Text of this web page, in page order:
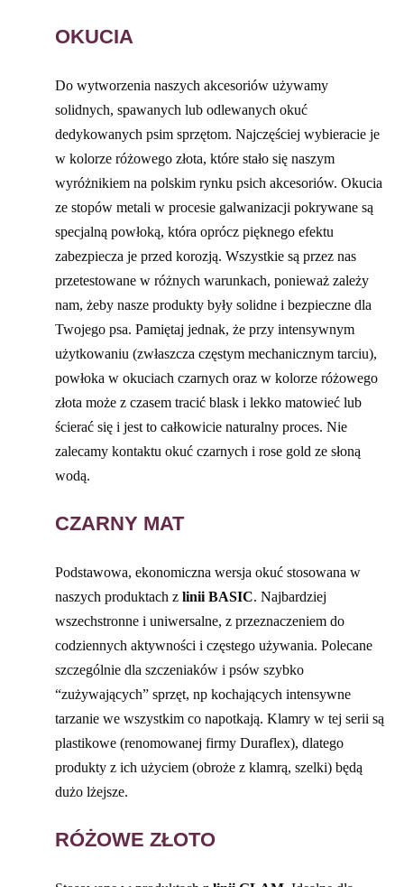
OKUCIA
Do wytworzenia naszych akcesoriów używamy
solidnych, spawanych lub odlewanych okuć
dedykowanych psim sprzętom. Najczęściej wybieracie je
w kolorze różowego złota, które stało się naszym
wyróżnikiem na polskim rynku psich akcesoriów. Okucia
ze stopów metali w procesie galwanizacji pokrywane są
specjalną powłoką, która oprócz pięknego efektu
zabezpiecza je przed korozją. Wszystkie są przez nas
przetestowane w różnych warunkach, ponieważ zależy
nam, żeby nasze produkty były solidne i bezpieczne dla
Twojego psa. Pamiętaj jednak, że przy intensywnym
użytkowaniu (zwłaszcza częstym mechanicznym tarciu),
powłoka w okuciach czarnych oraz w kolorze różowego
złota może z czasem tracić blask i lekko matowieć lub
ścierać się i jest to całkowicie naturalny proces. Nie
zalecamy kontaktu okuć czarnych i rose gold ze słoną
wodą.
CZARNY MAT
Podstawowa, ekonomiczna wersja okuć stosowana w
naszych produktach zlinii BASIC. Najbardziej
wszechstronne i uniwersalne, z przeznaczeniem do
codziennych aktywności i częstego używania. Polecane
szczególnie dla szczeniaków i psów szybko
“zużywających” sprzęt, np kochających intensywne
tarzanie we wszystkim co napotkają. Klamry w tej serii są
plastikowe (renomowanej firmy Duraflex), dlatego
produkty z ich użyciem (obroże z klamrą, szelki) będą
dużo lżejsze.
RÓŻOWE ZŁOTO